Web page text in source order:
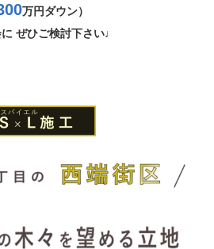
万円ダウン）
ぜひご検討下さい♩